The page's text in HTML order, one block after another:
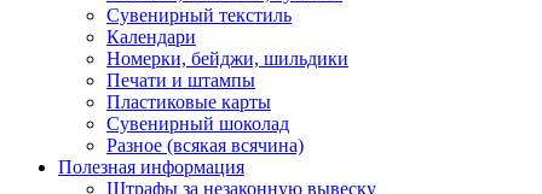
Сувенирный текстиль
Календари
Номерки, бейджи, шильдики
Печати и штампы
Пластиковые карты
Сувенирный шоколад
Разное (всякая всячина)
Полезная информация
Штрафы за незаконную вывеску